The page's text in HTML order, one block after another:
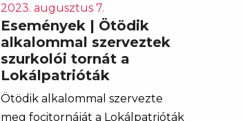
2023. augusztus 7.
Események | Ötödik
alkalommal szerveztek
szurkolói tornát a
Lokálpatrióták
Ötödik alkalommal szervezte
meg focitornáját a Lokálpatrióták